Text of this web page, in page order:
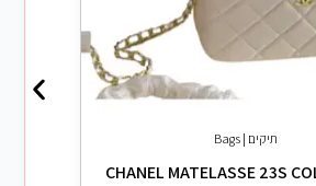
תיקים | Bags
CHANEL MATELASSE 23S